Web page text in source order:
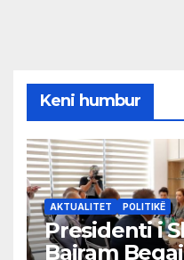
Keni humbur
AKTUALITET POLITIKË
Presidenti i
Bajram